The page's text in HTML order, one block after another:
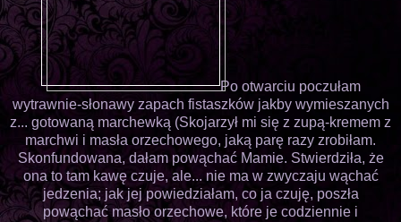
Po otwarciu poczułam
wytrawnie-słonawy zapach fistaszków jakby wymieszanych
z... gotowaną marchewką (Skojarzył mi się z zupą-kremem z
marchwi i masła orzechowego, jaką parę razy zrobiłam.
Skonfundowana, dałam powąchać Mamie. Stwierdziła, że
ona to tam kawę czuje, ale... nie ma w zwyczaju wąchać
jedzenia; jak jej powiedziałam, co ja czuję, poszła
powąchać masło orzechowe, które je codziennie i